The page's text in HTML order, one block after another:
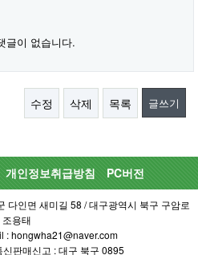
글이 없습니다.
수정 삭제 목록 글쓰기
개인정보취급방침 PC버전
다인면 새미길 58 / 대구광역시 북구 구암로
용태
: hongwha21@naver.com
판매신고 : 대구 북구 0895